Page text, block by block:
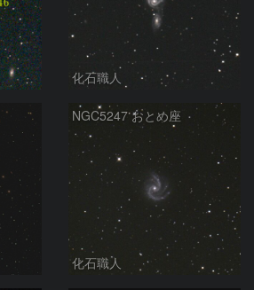
化石職人
NGC5247 おとめ座
化石職人